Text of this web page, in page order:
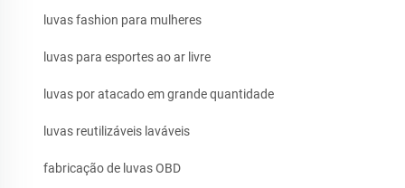
luvas fashion para mulheres
luvas para esportes ao ar livre
luvas por atacado em grande quantidade
luvas reutilizáveis laváveis
fabricação de luvas OBD